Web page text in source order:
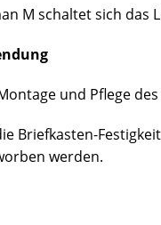
M schaltet sich das
und Pflege
Briefkasten-
werden.